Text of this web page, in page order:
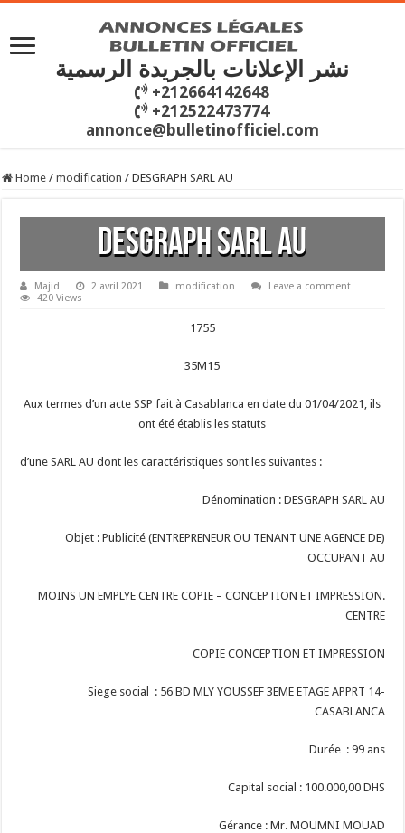
نشر الإعلانات بالجريدة الرسمية
+212664142648
+212522473774
annonce@bulletinofficiel.com
Home / modification / DESGRAPH SARL AU
DESGRAPH SARL AU
Majid 2 avril 2021 modification
Leave a comment
420 Views
1755
35M15
Aux termes d’un acte SSP fait à Casablanca en date du 01/04/2021, ils
ont été établis les statuts
d’une SARL AU dont les caractéristiques sont les suivantes :
Dénomination : DESGRAPH SARL AU
Objet : Publicité (ENTREPRENEUR OU TENANT UNE AGENCE DE)
OCCUPANT AU
MOINS UN EMPLYE CENTRE COPIE – CONCEPTION ET IMPRESSION.
CENTRE
COPIE CONCEPTION ET IMPRESSION
Siege social : 56 BD MLY YOUSSEF 3EME ETAGE APPRT 14-
CASABLANCA
Durée : 99 ans
Capital social : 100.000,00 DHS
Gérance : Mr. MOUMNI MOUAD